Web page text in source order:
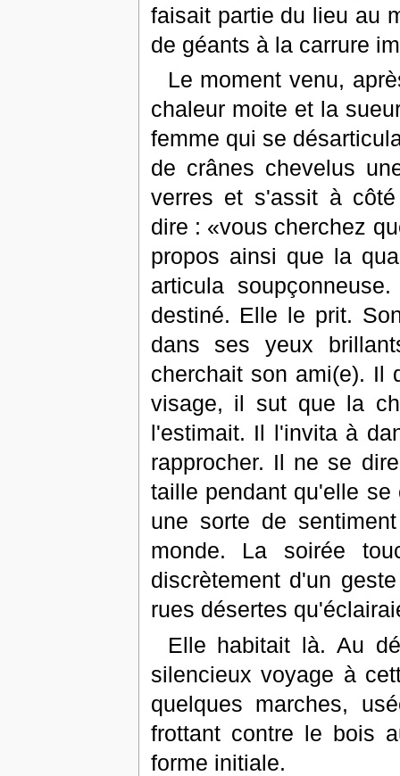
faisait partie du lieu au
de géants à la carrure
Le moment venu,
chaleur moite et la
femme qui se
de crânes chevelus
verres et s'assit à
dire : «vous cherchez
propos ainsi que la
articula
destiné. Elle le prit.
dans ses yeux
cherchait son ami(e). Il
visage, il sut que la
l'estimait. Il l'invita à
rapprocher. Il ne se
taille pendant qu'elle
une sorte de
monde. La soirée
discrètement d'un
rues désertes
Elle habitait là. Au
silencieux voyage à
quelques marches,
frottant contre le bois
forme initiale.